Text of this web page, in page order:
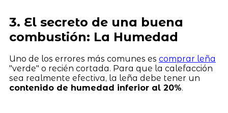
3. El secreto de una buena
combustión: La Humedad
Uno de los errores más comunes es comprar leña
"verde" o recién cortada. Para que la calefacción
sea realmente efectiva, la leña debe tener un
contenido de humedad inferior al 20%.